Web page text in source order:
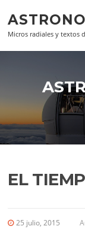
Micros radiales y textos
EL
25 julio, 2015